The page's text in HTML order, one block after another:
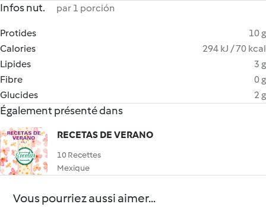
Infos nut. par 1 porción
Protides
10 g
Calories
294 kJ / 70 kcal
Lipides
3 g
Fibre
0 g
Glucides
2 g
Également présenté dans
RECETAS DE VERANO
10 Recettes
Mexique
Vous pourriez aussi aimer...